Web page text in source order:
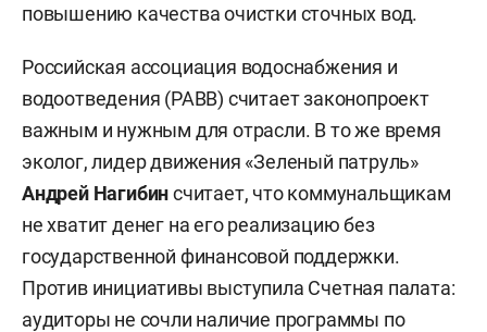
повышению качества очистки сточных вод.
Российская ассоциация водоснабжения и
водоотведения (РАВВ) считает законопроект
важным и нужным для отрасли. В то же время
эколог, лидер движения «Зеленый патруль»
Андрей Нагибинсчитает, что коммунальщикам
не хватит денег на его реализацию без
государственной финансовой поддержки.
Против инициативы выступила Счетная палата:
аудиторы не сочли наличие программы по